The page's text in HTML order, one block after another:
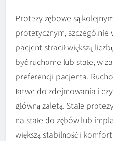
Protezy zębowe są
protetycznym, szczególnie
pacjent stracił większą
być ruchome lub stałe, w
preferencji pacjenta.
łatwe do zdejmowania i
główną zaletą. Stałe
na stałe do zębów lub
większą stabilność i komfort.